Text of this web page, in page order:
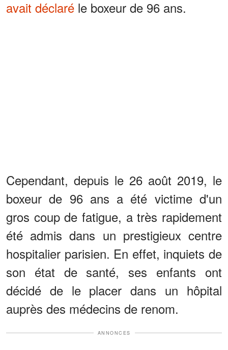
avait déclaré le boxeur de 96 ans.
Cependant, depuis le 26 août 2019, le
boxeur de 96 ans a été victime d'un
gros coup de fatigue, a très rapidement
été admis dans un prestigieux centre
hospitalier parisien. En effet, inquiets de
son état de santé, ses enfants ont
décidé de le placer dans un hôpital
auprès des médecins de renom.
ANNONCES